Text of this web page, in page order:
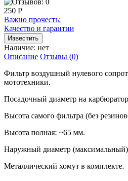
250 Р
Важно прочесть:
Качество и гарантии
Наличие: нет
Описание Отзывы (0)
Фильтр воздушный нулевого
мототехники.
Посадочный диаметр на
Высота самого фильтра (без
Высота полная: ~65 мм.
Наружный диаметр
Металлический хомут в комплекте.